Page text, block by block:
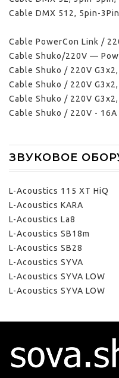
Cable DMX 512, 5pin-
Cable PowerCon Link /
Cable Shuko/220V —
Cable Shuko / 220V
Cable Shuko / 220V
Cable Shuko / 220V
Cable Shuko / 220V -
ЗВУКОВОЕ
L-Acoustics 115 XT HiQ
L-Acoustics KARA
L-Acoustics La8
L-Acoustics SB18m
L-Acoustics SB28
L-Acoustics SYVA
L-Acoustics SYVA LOW
L-Acoustics SYVA LOW